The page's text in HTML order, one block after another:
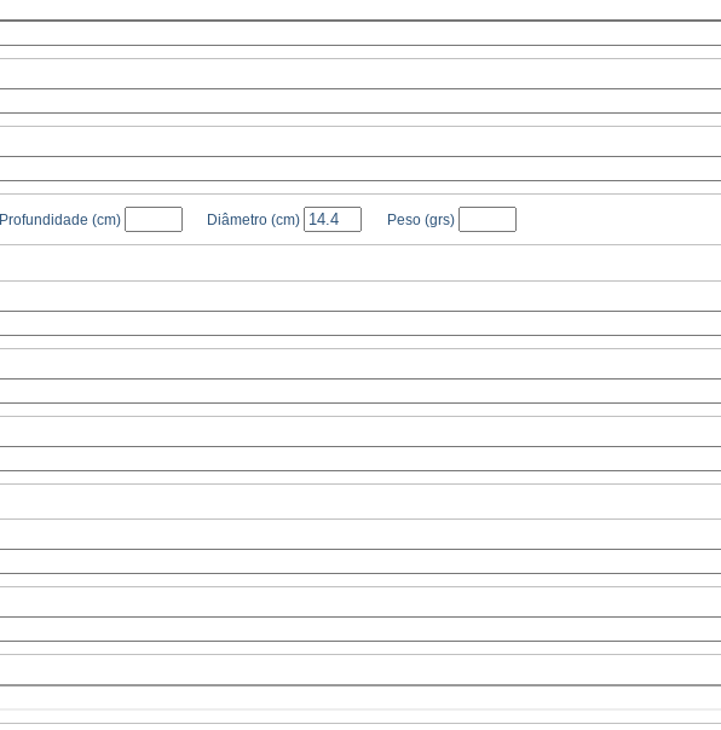
Profundidade (cm) Diâmetro (cm) Peso(grs)